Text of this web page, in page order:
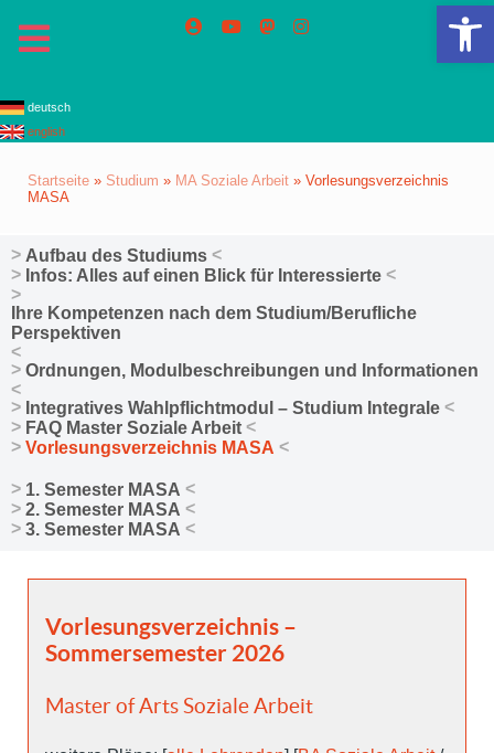
deutsch
english
Startseite » Studium » MA Soziale Arbeit » Vorlesungsverzeichnis
MASA
Aufbau des Studiums
Infos: Alles auf einen Blick für Interessierte
Ihre Kompetenzen nach dem Studium/Berufliche
Perspektiven
Ordnungen, Modulbeschreibungen und Informationen
Integratives Wahlpflichtmodul – Studium Integrale
FAQ Master Soziale Arbeit
Vorlesungsverzeichnis MASA
1. Semester MASA
2. Semester MASA
3. Semester MASA
Vorlesungsverzeichnis –
Sommersemester 2026
Master of Arts Soziale Arbeit